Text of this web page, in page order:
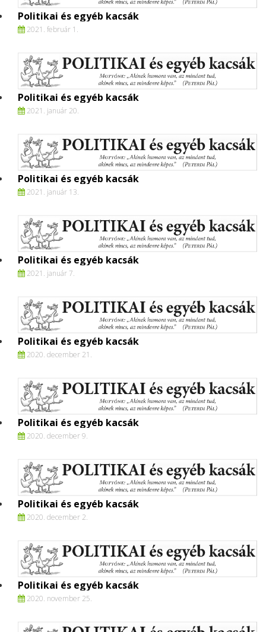
Politikai és egyéb kacsák
2021. február 1.
Politikai és egyéb kacsák
2021. január 20.
Politikai és egyéb kacsák
2021. január 13.
Politikai és egyéb kacsák
2021. január 7.
Politikai és egyéb kacsák
2020. december 21.
Politikai és egyéb kacsák
2020. december 9.
Politikai és egyéb kacsák
2020. december 2.
Politikai és egyéb kacsák
2020. november 25.